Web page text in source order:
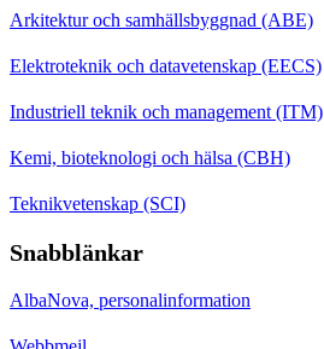
Arkitektur och samhällsbyggnad (ABE)
Elektroteknik och datavetenskap (EECS)
Industriell teknik och management (ITM)
Kemi, bioteknologi och hälsa (CBH)
Teknikvetenskap (SCI)
Snabblänkar
AlbaNova, personalinformation